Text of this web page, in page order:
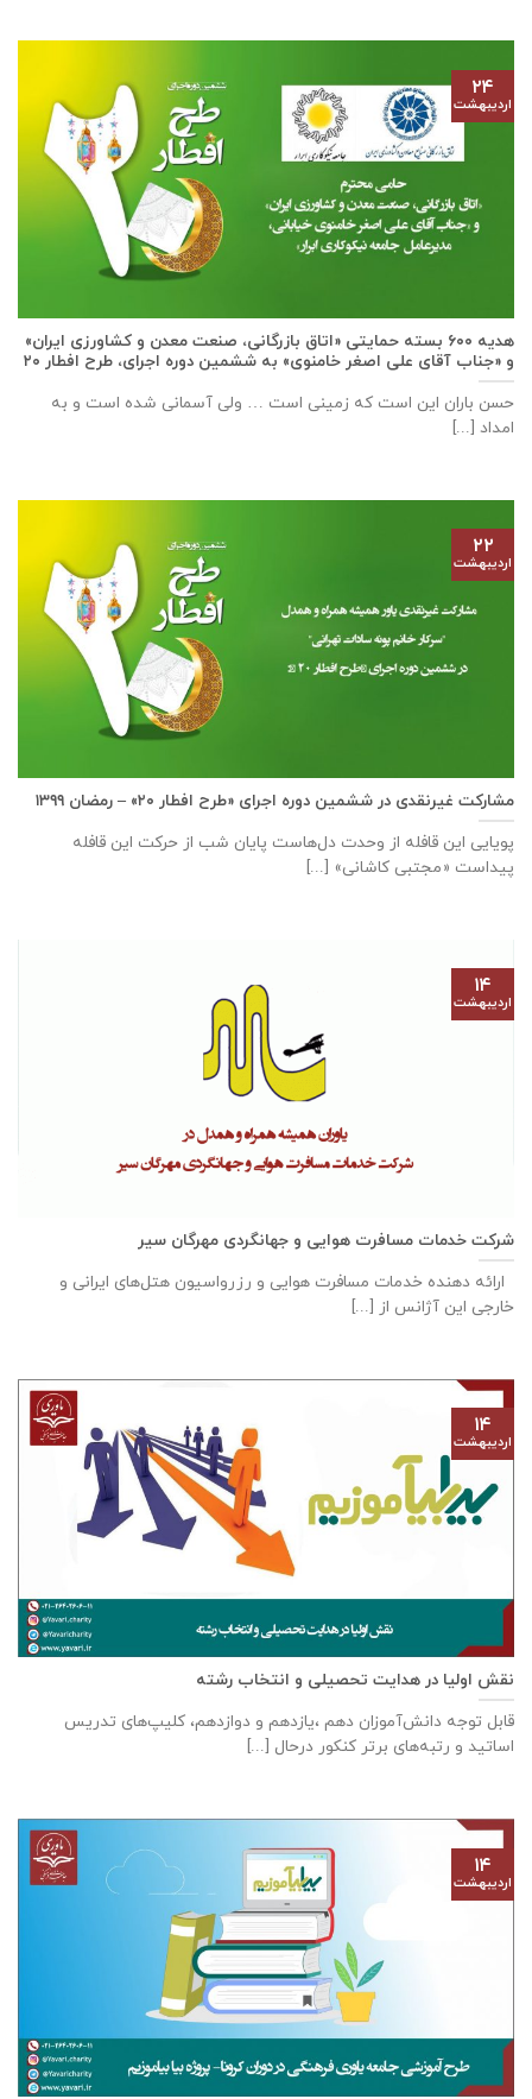
هدیه ۶۰۰ بسته حمایتی «اتاق بازرگانی، صنعت معدن و کشاورزی ایران»
و «جناب آقای علی اصغر خامنوی» به ششمین دوره اجرای، طرح افطار ۲۰
حسن باران این است که زمینی است … ولی آسمانی شده است و به
امداد [...]
۲۴
اردیبهشت
مشارکت غیرنقدی در ششمین دوره اجرای «طرح افطار ۲۰» – رمضان ۱۳۹۹
پویایی این قافله از وحدت دل‌هاست پایان شب از حرکت این قافله
پیداست «مجتبی کاشانی» [...]
۲۲
اردیبهشت
شرکت خدمات مسافرت هوایی و جهانگردی مهرگان سیر
ارائه دهنده خدمات مسافرت هوایی و رزرواسیون هتل‌های ایرانی و
خارجی این آژانس از [...]
۱۴
اردیبهشت
نقش اولیا در هدایت تحصیلی و انتخاب رشته
قابل توجه دانش‌آموزان دهم ،یازدهم و دوازدهم، کلیپ‌های تدریس
اساتید و رتبه‌های برتر کنکور درحال [...]
۱۴
اردیبهشت
۱۴
اردیبهشت